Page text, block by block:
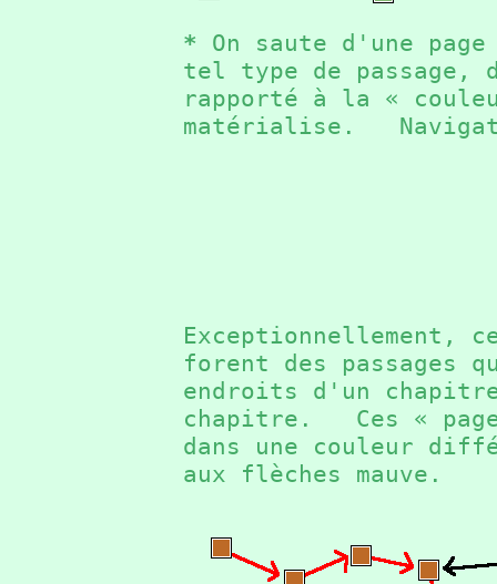
* On saute d'une
tel type de passage,
rapporté à la «
matérialise.
Exceptionnellement,
forent des passages
endroits d'un
chapitre. Ces «
dans une couleur
aux flèches mauve.